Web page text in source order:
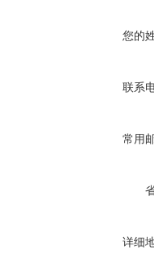
您的
联系
常用
详细